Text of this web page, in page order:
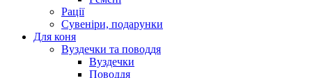
Рації
Сувеніри, подарунки
Для коня
Вуздечки та поводдя
Вуздечки
Поводдя